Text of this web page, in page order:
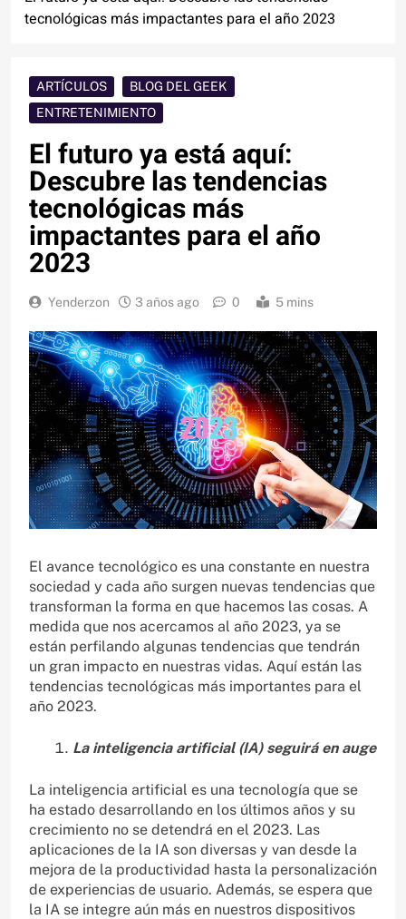
tecnológicas más impactantes para el año 2023
ARTÍCULOS
BLOG DEL GEEK
ENTRETENIMIENTO
El futuro ya está aquí:
Descubre las tendencias
tecnológicas más
impactantes para el año
2023
Yenderzon 3 años ago 0 5 mins
El avance tecnológico es una constante en nuestra
sociedad y cada año surgen nuevas tendencias que
transforman la forma en que hacemos las cosas. A
medida que nos acercamos al año 2023, ya se
están perfilando algunas tendencias que tendrán
un gran impacto en nuestras vidas. Aquí están las
tendencias tecnológicas más importantes para el
año 2023.
La inteligencia artificial (IA) seguirá en auge
La inteligencia artificial es una tecnología que se
ha estado desarrollando en los últimos años y su
crecimiento no se detendrá en el 2023. Las
aplicaciones de la IA son diversas y van desde la
mejora de la productividad hasta la personalización
de experiencias de usuario. Además, se espera que
la IA se integre aún más en nuestros dispositivos